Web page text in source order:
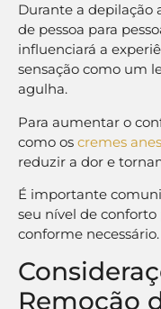
Durante a depilação
de pessoa para
influenciará a
sensação como um
agulha.
Para aumentar o
como os cremes
reduzir a dor e
É importante
seu nível de
conforme necessário.
Remoção